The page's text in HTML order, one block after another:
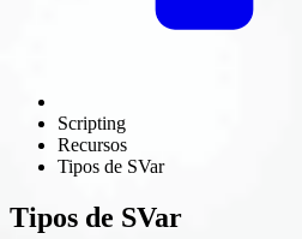
Scripting
Recursos
Tipos de SVar
Tipos de SVar